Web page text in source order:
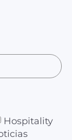
Hospitality